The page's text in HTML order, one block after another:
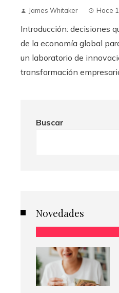
James Whitaker Hace
Introducción: decisiones
de la economía global
un laboratorio de
transformación
Buscar
Novedades